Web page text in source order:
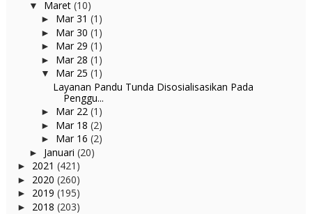
▼ Maret (10)
► Mar 31 (1)
► Mar 30 (1)
► Mar 29 (1)
► Mar 28 (1)
▼ Mar 25 (1)
Layanan Pandu Tunda Disosialisasikan Pada
Penggu...
► Mar 22 (1)
► Mar 18 (2)
► Mar 16 (2)
► Januari (20)
► 2021 (421)
► 2020 (260)
► 2019 (195)
► 2018 (203)